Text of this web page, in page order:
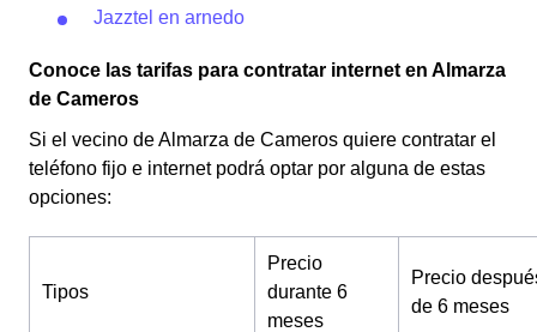
Jazztel en arnedo
Conoce las tarifas para contratar internet en Almarza
de Cameros
Si el vecino de Almarza de Cameros quiere contratar el
teléfono fijo e internet podrá optar por alguna de estas
opciones:
Tipos
Precio
durante 6
meses
Precio
de 6 meses